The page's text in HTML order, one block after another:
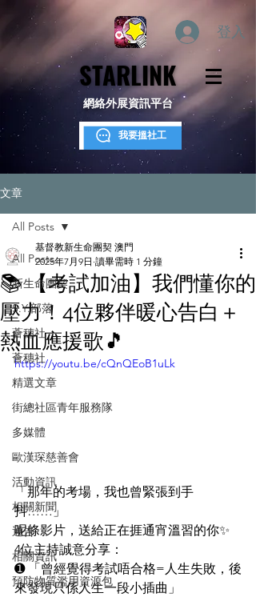
登入
STARLINK
STARLINK
網絡外展資訊平台
我要搵社工
文章
All Posts
新生命團契
S.Y.部落
薈穗社
薈穗社
精選文章
街總社區青年服務隊
多媒體
歐漢琛慈善會
活動資訊
相關新聞
通告
相關資訊
預防物質濫用資源包
All Posts
📚 【考試加油】我們懂你的
壓力！4位夥伴暖心告白＋
熱血應援歌🎵
基督教新生命團契 澳門
2025年7月9日 讀畢需時 1 分鐘
https://youtu.be/cQnQEoB1uLk
「那年的考場，我也曾緊張到手
抖……」
呢條影片，送給正在捱通宵溫習的你✨
4位主持誠意分享：
➊ 「曾經覺得考試唔合格=人生失敗，後
來發現只係人生一段小插曲」